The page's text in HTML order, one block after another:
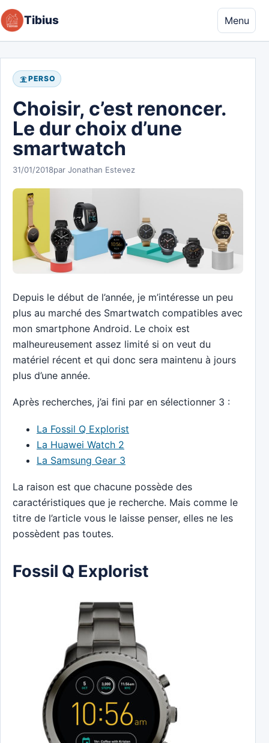
Aller au contenu
Tibius Menu
PERSO
Choisir, c’est renoncer.
Le dur choix d’une
smartwatch
31/01/2018par Jonathan Estevez
Depuis le début de l’année, je m’intéresse un peu
plus au marché des Smartwatch compatibles avec
mon smartphone Android. Le choix est
malheureusement assez limité si on veut du
matériel récent et qui donc sera maintenu à jours
plus d’une année.
Après recherches, j’ai fini par en sélectionner 3 :
La Fossil Q Explorist
La Huawei Watch 2
La Samsung Gear 3
La raison est que chacune possède des
caractéristiques que je recherche. Mais comme le
titre de l’article vous le laisse penser, elles ne les
possèdent pas toutes.
Fossil Q Explorist